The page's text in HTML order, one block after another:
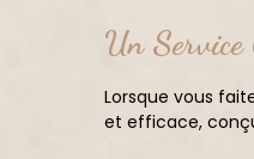
Un Service
Lorsque vous
et efficace,